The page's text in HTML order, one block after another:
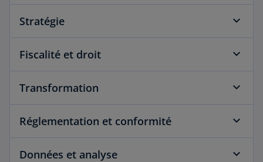
Stratégie
Fiscalité et droit
Transformation
Réglementation et conformité
Données et analyse